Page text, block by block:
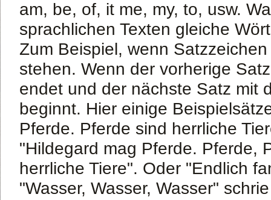
am, be, of, it me, my, to, usw.
sprachlichen Texten gleiche
Zum Beispiel, wenn
stehen. Wenn der vorherige
endet und der nächste Satz mit
beginnt. Hier einige
Pferde. Pferde sind herrliche
"Hildegard mag Pferde. Pferde,
herrliche Tiere". Oder "Endlich
"Wasser, Wasser, Wasser"